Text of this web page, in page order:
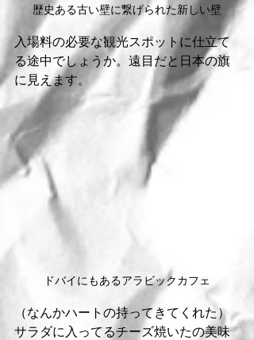
歴史ある古い壁に繋げられた新しい壁
入場料の必要な観光スポットに仕立て
る途中でしょうか。遠目だと日本の旗
に見えます。
ドバイにもあるアラビックカフェ
（なんかハートの持ってきてくれた）
サラダに入ってるチーズ焼いたの美味